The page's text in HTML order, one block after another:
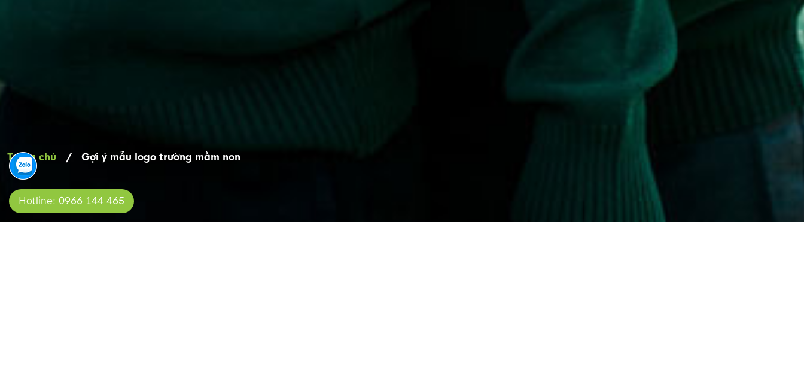
Trang chủ / Gợi ý mẫu logo trường mầm non
Hotline: 0966 144 465